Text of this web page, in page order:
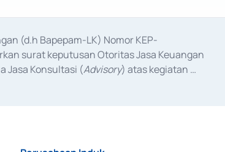
(d.h Bapepam-LK) Nomor KEP-
surat keputusan Otoritas Jasa Keuangan
Jasa Konsultasi (Advisory) atas kegiatan